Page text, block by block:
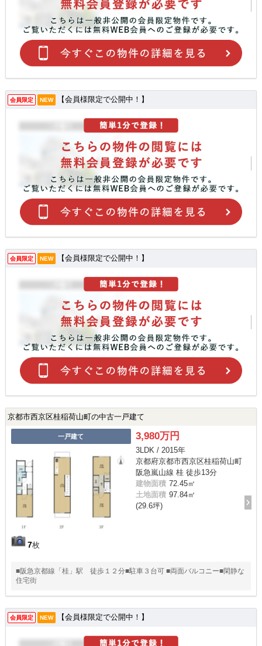
会員限定 NEW 【会員様限定で公開中！】
会員限定 NEW 【会員様限定で公開中！】
京都市西京区桂稲荷山町の中古一戸建て
一戸建て
7枚
3,980万円
3LDK / 2015年
京都府京都市西京区桂稲荷山町
阪急嵐山線 桂 徒歩13分
建物面積 72.45㎡
土地面積 97.84㎡
(29.6坪)
■阪急京都線「桂」駅 徒歩１２分■駐車３台可 ■両面バルコニー■閑静な
住宅街
会員限定 NEW 【会員様限定で公開中！】